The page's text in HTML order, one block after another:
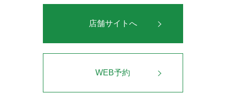
店舗サイトへ
WEB予約